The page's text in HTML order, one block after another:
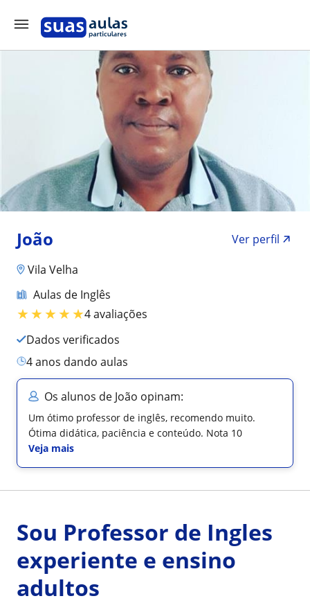
João
Ver perfil
Vila Velha
Aulas de Inglês
★★★★★4 avaliações
Dados verificados
4 anos dando aulas
Os alunos de João opinam:
Um ótimo professor de inglês, recomendo muito.
Ótima didática, paciência e conteúdo. Nota 10
Veja mais
Sou Professor de Ingles
experiente e ensino
adultos